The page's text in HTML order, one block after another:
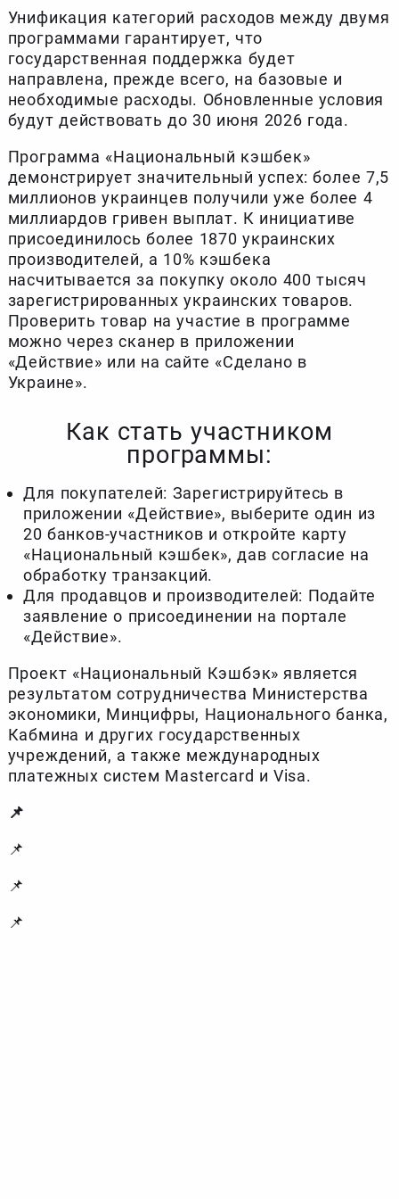
Унификация категорий расходов между двумя
программами гарантирует, что
государственная поддержка будет
направлена, прежде всего, на базовые и
необходимые расходы. Обновленные условия
будут действовать до 30 июня 2026 года.
Программа «Национальный кэшбек»
демонстрирует значительный успех: более 7,5
миллионов украинцев получили уже более 4
миллиардов гривен выплат. К инициативе
присоединилось более 1870 украинских
производителей, а 10% кэшбека
насчитывается за покупку около 400 тысяч
зарегистрированных украинских товаров.
Проверить товар на участие в программе
можно через сканер в приложении
«Действие» или на сайте «Сделано в
Украине».
Как стать участником
программы:
Для покупателей: Зарегистрируйтесь в
приложении «Действие», выберите один из
20 банков-участников и откройте карту
«Национальный кэшбек», дав согласие на
обработку транзакций.
Для продавцов и производителей: Подайте
заявление о присоединении на портале
«Действие».
Проект «Национальный Кэшбэк» является
результатом сотрудничества Министерства
экономики, Минцифры, Национального банка,
Кабмина и других государственных
учреждений, а также международных
платежных систем Mastercard и Visa.
📌
📌
📌
📌